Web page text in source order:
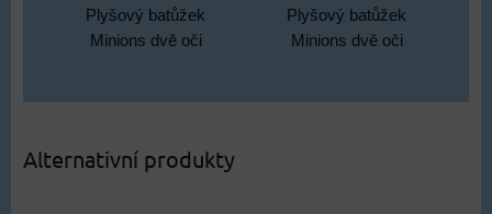
Plyšový batůžek
Minions dvě oči
Plyšový batůžek
Minions dvě oči
Alternativní produkty